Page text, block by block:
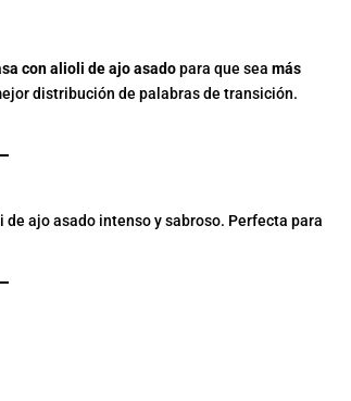
con alioli de ajo asadopara que seamás
distribución de palabras de transición.
de ajo asado intenso y sabroso. Perfecta para